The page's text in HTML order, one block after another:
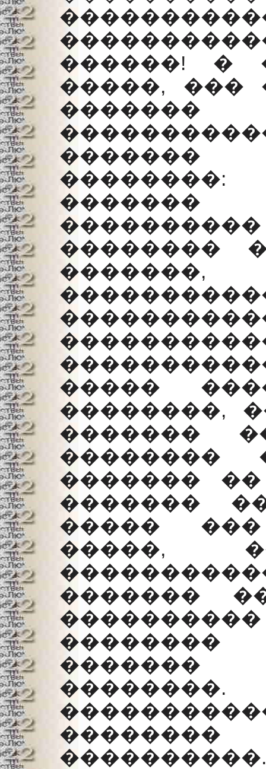
������! �
�����, ���
�������
��������
�����
��������,
�������
��������
�������
�������
�����
�����,
�������
��������
�������
����������.